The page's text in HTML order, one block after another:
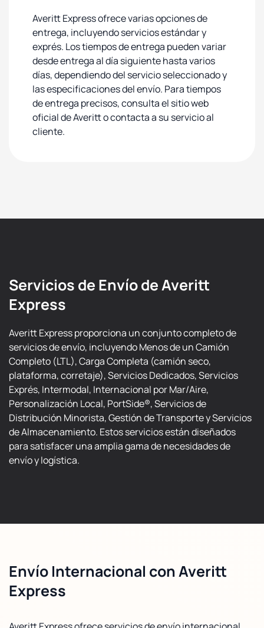
Averitt Express ofrece varias opciones de
entrega, incluyendo servicios estándar y
exprés. Los tiempos de entrega pueden variar
desde entrega al día siguiente hasta varios
días, dependiendo del servicio seleccionado y
las especificaciones del envío. Para tiempos
de entrega precisos, consulta el sitio web
oficial de Averitt o contacta a su servicio al
cliente.
Servicios de Envío de Averitt
Express
Averitt Express proporciona un conjunto completo de
servicios de envío, incluyendo Menos de un Camión
Completo (LTL), Carga Completa (camión seco,
plataforma, corretaje), Servicios Dedicados, Servicios
Exprés, Intermodal, Internacional por Mar/Aire,
Personalización Local, PortSide®, Servicios de
Distribución Minorista, Gestión de Transporte y Servicios
de Almacenamiento. Estos servicios están diseñados
para satisfacer una amplia gama de necesidades de
envío y logística.
Envío Internacional con Averitt
Express